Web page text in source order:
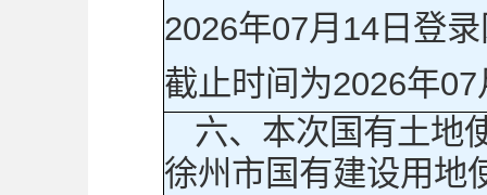
2026年07月14日登
截止时间为2026年
六、本次国有土地
徐州市国有建设用地